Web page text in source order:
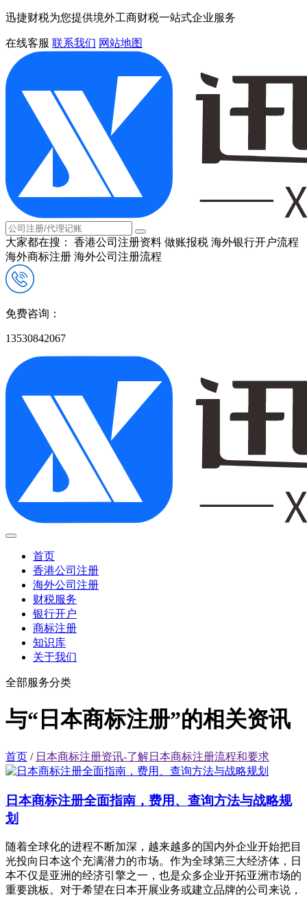
迅捷财税为您提供境外工商财税一站式企业服务
在线客服 联系我们 网站地图
大家都在搜： 香港公司注册资料 做账报税 海外银行开户流程
海外商标注册 海外公司注册流程
免费咨询：
13530842067
首页
香港公司注册
海外公司注册
财税服务
银行开户
商标注册
知识库
关于我们
全部服务分类
与“日本商标注册”的相关资讯
首页 / 日本商标注册资讯-了解日本商标注册流程和要求
日本商标注册全面指南，费用、查询方法与战略规
划
随着全球化的进程不断加深，越来越多的国内外企业开始把目
光投向日本这个充满潜力的市场。作为全球第三大经济体，日
本不仅是亚洲的经济引擎之一，也是众多企业开拓亚洲市场的
重要跳板。对于希望在日本开展业务或建立品牌的公司来说，